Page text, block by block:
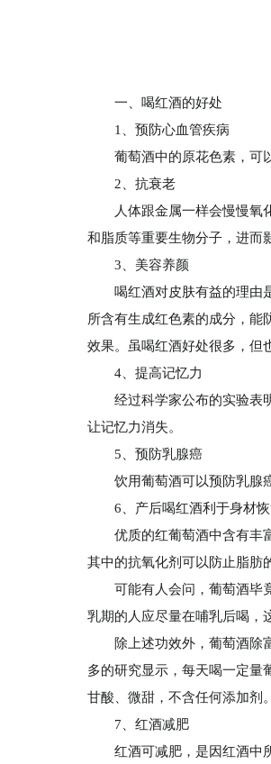
一、喝红酒的好处
1、预防心血管疾病
葡萄酒中的原花色素，可
2、抗衰老
人体跟金属一样会慢慢氧
和脂质等重要生物分子，进而
3、美容养颜
喝红酒对皮肤有益的理由
所含有生成红色素的成分，能
效果。虽喝红酒好处很多，但
4、提高记忆力
经过科学家公布的实验表
让记忆力消失。
5、预防乳腺癌
饮用葡萄酒可以预防乳腺
6、产后喝红酒利于身材恢
优质的红葡萄酒中含有丰
其中的抗氧化剂可以防止脂肪
可能有人会问，葡萄酒毕
乳期的人应尽量在哺乳后喝，
除上述功效外，葡萄酒除
多的研究显示，每天喝一定量
甘酸、微甜，不含任何添加剂
7、红酒减肥
红酒可减肥，是因红酒中